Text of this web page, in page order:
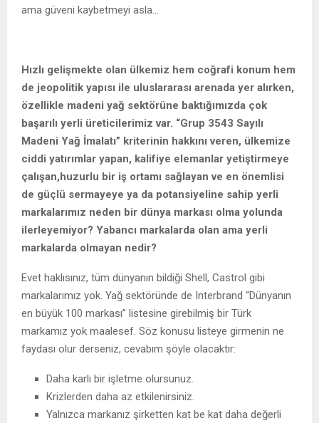
ama güveni kaybetmeyi asla…
Hızlı gelişmekte olan ülkemiz hem coğrafi konum hem
de jeopolitik yapısı ile uluslararası arenada yer alırken,
özellikle madeni yağ sektörüne baktığımızda çok
başarılı yerli üreticilerimiz var. “Grup 3543 Sayılı
Madeni Yağ İmalatı” kriterinin hakkını veren, ülkemize
ciddi yatırımlar yapan, kalifiye elemanlar yetiştirmeye
çalışan,huzurlu bir iş ortamı sağlayan ve en önemlisi
de güçlü sermayeye ya da potansiyeline sahip yerli
markalarımız neden bir dünya markası olma yolunda
ilerleyemiyor? Yabancı markalarda olan ama yerli
markalarda olmayan nedir?
Evet haklısınız, tüm dünyanın bildiği Shell, Castrol gibi
markalarımız yok. Yağ sektöründe de Interbrand “Dünyanın
en büyük 100 markası” listesine girebilmiş bir Türk
markamız yok maalesef. Söz konusu listeye girmenin ne
faydası olur derseniz, cevabım şöyle olacaktır:
Daha karlı bir işletme olursunuz.
Krizlerden daha az etkilenirsiniz.
Yalnızca markanız şirketten kat be kat daha değerli